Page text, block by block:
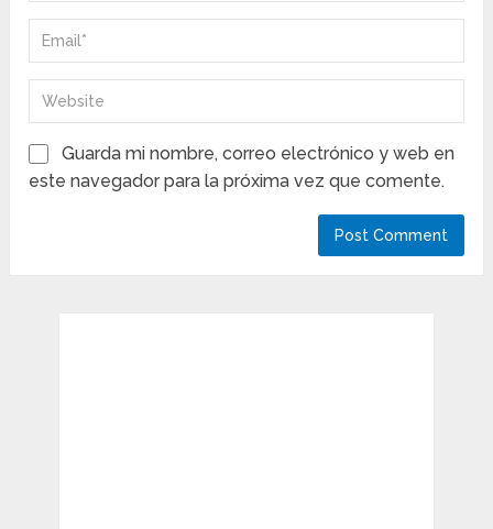
Guarda mi nombre, correo electrónico y web en
este navegador para la próxima vez que comente.